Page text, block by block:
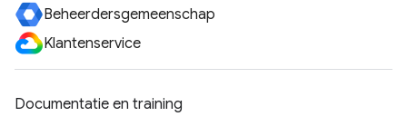
Beheerdersgemeenschap
Klantenservice
Documentatie en training